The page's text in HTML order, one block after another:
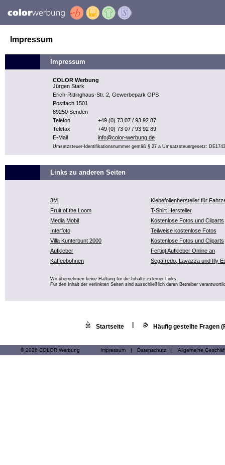
Impressum
Impressum
COLOR Werbung
Jürgen Stark
Erich-Rittinghaus-Str. 2, Gewerbepark GPS
Postfach 1501
89250 Senden
Telefon
+49 (0) 73 07 / 93 92 87
Telefax
+49 (0) 73 07 / 93 92 89
E-Mail
info@color-werbung.de
Umsatzsteuer-Identifikationsnummer gemäß § 27 a Umsatzsteuergesetz:
Links zu anderen Seiten
3M
Klebefolienhersteller für
Fruit of the Loom
T-Shirt Hersteller
Media Mobil
Kostenlose Fotos und Cliparts
Interfoto
Teilweise kostenlose Fotos
Villa Kunterbunt 2000
Kostenlose Fotos und Cliparts
Aufkleber
Fertigt Aufkleber Online an
Kaffeebohnen
Segafredo, Lavazza und Illy
Wir übernehmen keine Haftung für die Inhalte externer Links.
Für den Inhalt der verlinkten Seiten sind ausschließlich deren Betreiber
Startseite Häufig gestellte Fragen
© 2026 COLOR Werbung Impressum | Datenschutz | Allgemeine